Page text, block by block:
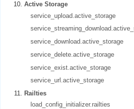
Active Storage
service_upload.active_storage
service_download.active_storage
service_delete.active_storage
service_exist.active_storage
service_url.active_storage
Railties
load_config_initializer.railties